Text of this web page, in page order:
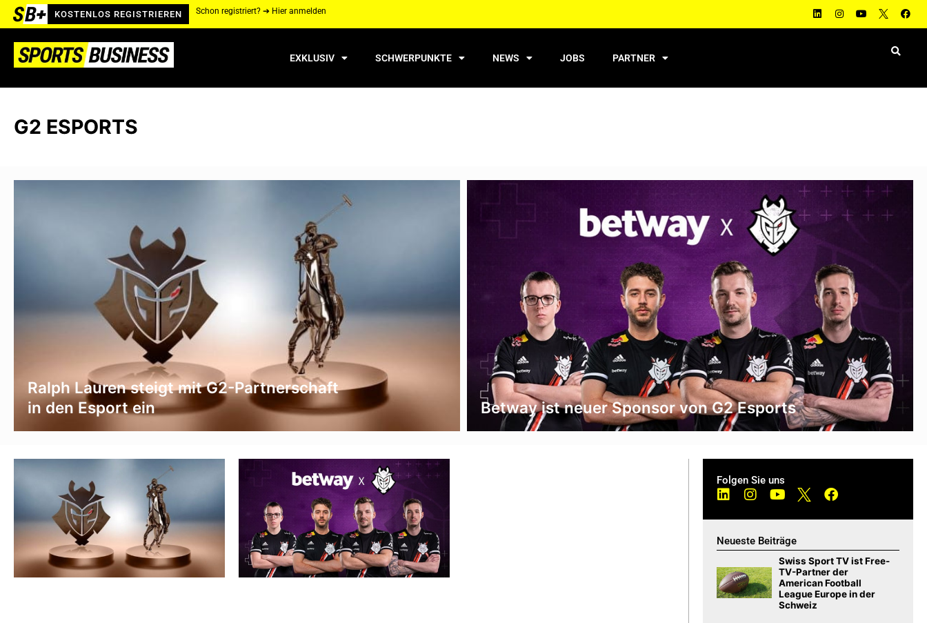
KOSTENLOS REGISTRIEREN Schon registriert? ➔ Hier anmelden
EXKLUSIV SCHWERPUNKTE NEWS JOBS PARTNER
G2 ESPORTS
Ralph Lauren steigt mit G2-Partnerschaft
in den Esport ein
Betway ist neuer Sponsor von G2 Esports
Folgen Sie uns
Neueste Beiträge
Swiss Sport TV ist Free-
TV-Partner der
American Football
League Europe in der
Schweiz